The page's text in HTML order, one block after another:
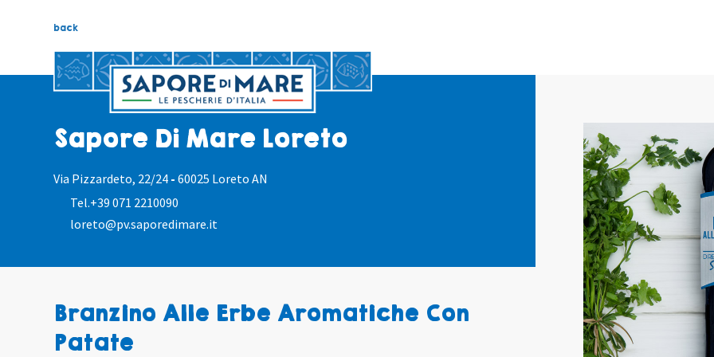
back
Sapore Di Mare Loreto
Via Pizzardeto, 22/24 - 60025 Loreto AN
Tel.+39 071 2210090
loreto@pv.saporedimare.it
Branzino Alle Erbe Aromatiche Con
Patate